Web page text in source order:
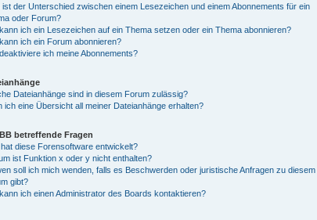
ist der Unterschied zwischen einem Lesezeichen und einem Abonnements für ein
oder Forum?
ich ein Lesezeichen auf ein Thema setzen oder ein Thema abonnieren?
ich ein Forum abonnieren?
ich meine Abonnements?
Dateianhänge sind in diesem Forum zulässig?
ich eine Übersicht all meiner Dateianhänge erhalten?
betreffende Fragen
diese Forensoftware entwickelt?
ist Funktion x oder y nicht enthalten?
soll ich mich wenden, falls es Beschwerden oder juristische Anfragen zu diesem
gibt?
ich einen Administrator des Boards kontaktieren?